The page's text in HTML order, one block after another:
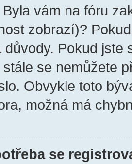
vám na fóru
zobrazí)?
důvody. Pokud jste
se nemůžete
Obvykle toto
možná má
se